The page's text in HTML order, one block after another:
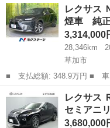
ｈ ＥＴＣ オートクルーズ
カメラ ナビ ...
群馬 伊勢崎市
レクサス
煙車 純
3,314,000
28,346km
草加市
■ 支払総額: 348.9万円 ■ 車両本体価格： 3,314,000 円 ■ メーカ
ー名： レクサス ■ 車種名
０ バージョンＬ 禁煙車
ーフティシ...
埼玉 草加市 レクサス
レクサス
セミアニ
3,680,000